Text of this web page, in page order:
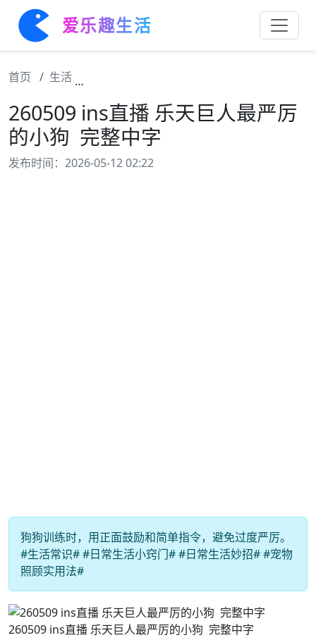
爱乐趣生活
首页 生活
260509 ins直播 乐天巨人最严厉
的小狗 ​​​​ 完整中字
发布时间：2026-05-12 02:22
狗狗训练时，用正面鼓励和简单指令，避免过度严厉。
#生活常识# #日常生活小窍门# #日常生活妙招# #宠物
照顾实用法#
260509 ins直播 乐天巨人最严厉的小狗 ​​​​ 完整中字